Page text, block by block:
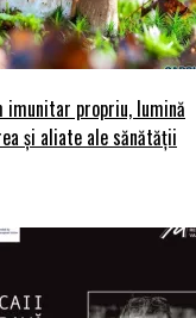
imunitar propriu, lumină
și aliate ale sănătății